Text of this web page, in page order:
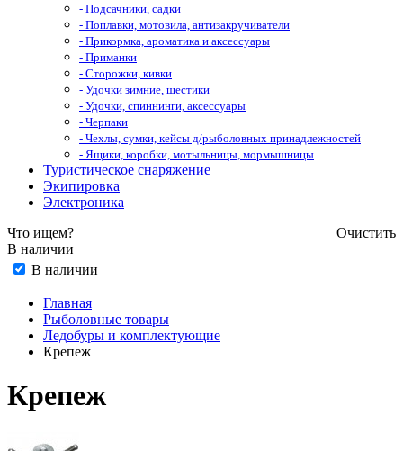
- Подсачники, садки
- Поплавки, мотовила, антизакручиватели
- Прикормка, ароматика и аксессуары
- Приманки
- Сторожки, кивки
- Удочки зимние, шестики
- Удочки, спиннинги, аксессуары
- Черпаки
- Чехлы, сумки, кейсы д/рыболовных принадлежностей
- Ящики, коробки, мотыльницы, мормышницы
Туристическое снаряжение
Экипировка
Электроника
Что ищем?
Очистить
В наличии
В наличии
Главная
Рыболовные товары
Ледобуры и комплектующие
Крепеж
Крепеж